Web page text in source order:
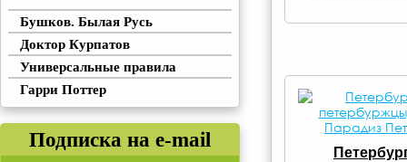
Бушков. Былая Русь
Доктор Курпатов
Универсальные правила
Гарри Поттер
Подписка на e-mail